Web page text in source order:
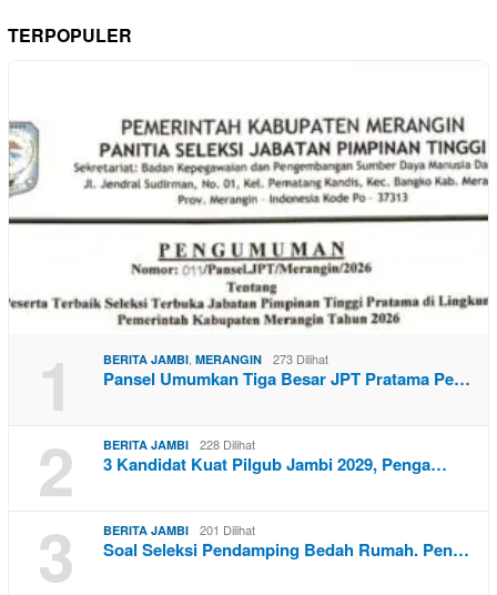
TERPOPULER
1 BERITA JAMBI, MERANGIN 273 Dilihat
Pansel Umumkan Tiga Besar JPT Pratama Pe…
2 BERITA JAMBI 228 Dilihat
3 Kandidat Kuat Pilgub Jambi 2029, Penga…
3 BERITA JAMBI 201 Dilihat
Soal Seleksi Pendamping Bedah Rumah. Pen…